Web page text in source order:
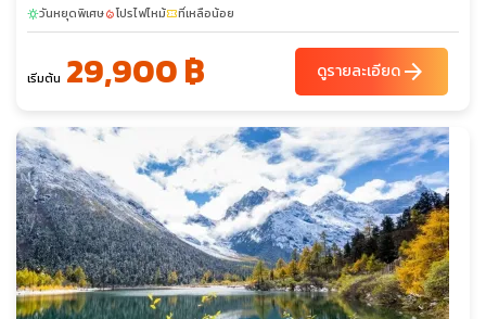
ธ.ค. 69 04-08 11-15 25-29
sunnyวันหยุดพิเศษlocal_fire_departmentโปรไฟไหม้confirmation_numberที่เหลือน้อย
เริ่มต้น 29,900 ฿ ดูรายละเอียดarrow_forward